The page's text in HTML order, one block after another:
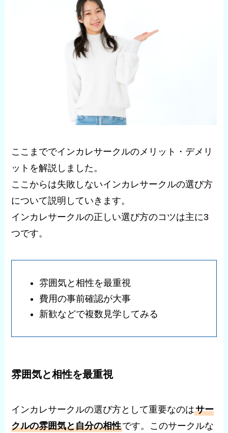
ここまででインカレサークルのメリット・デメリ
ットを解説しました。
ここからは失敗しないインカレサークルの選び方
について説明していきます。
インカレサークルの正しい選び方のコツは主に3
つです。
雰囲気と相性を最重視
費用の事前確認が大事
新歓などで複数見学してみる
雰囲気と相性を最重視
インカレサークルの選び方として重要なのはサー
クルの雰囲気と自分の相性です。このサークルな